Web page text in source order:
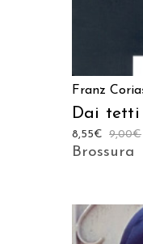
Franz
Dai
9,00€
8,55€
Brossura